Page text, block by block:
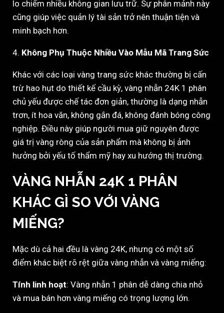
lo chiếm nhiều không gian lưu trữ. Sự phân mảnh này
cũng giúp việc quản lý tài sản trở nên thuận tiện và
minh bạch hơn.
4. Không Phụ Thuộc Nhiều Vào Mẫu Mã Trang Sức
Khác với các loại vàng trang sức khác thường bị cấn
trừ hao hụt do thiết kế cầu kỳ, vàng nhẫn 24K 1 phân
chủ yếu được chế tác đơn giản, thường là dạng nhẫn
trơn, ít hoa văn, không gắn đá, không đánh bóng công
nghiệp. Điều này giúp người mua giữ nguyên được
giá trị vàng ròng của sản phẩm mà không bị ảnh
hưởng bởi yếu tố thẩm mỹ hay xu hướng thị trường.
VÀNG NHẪN 24K 1 PHÂN
KHÁC GÌ SO VỚI VÀNG
MIẾNG?
Mặc dù cả hai đều là vàng 24K, nhưng có một số
điểm khác biệt rõ rệt giữa vàng nhẫn và vàng miếng:
Tính linh hoạt: Vàng nhẫn 1 phân dễ dàng chia nhỏ
và mua bán hơn vàng miếng có trọng lượng lớn.